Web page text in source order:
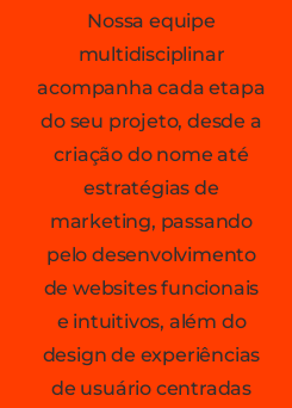
Nossa equipe
multidisciplinar
acompanha cada etapa
do seu projeto, desde a
criação do nome até
estratégias de
marketing, passando
pelo desenvolvimento
de websites funcionais
e intuitivos, além do
design de experiências
de usuário centradas